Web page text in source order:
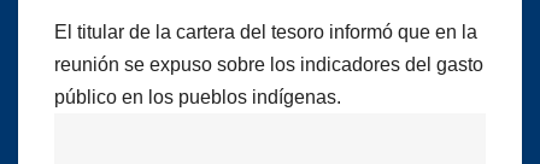
El titular de la cartera del tesoro informó que en la
reunión se expuso sobre los indicadores del gasto
público en los pueblos indígenas.